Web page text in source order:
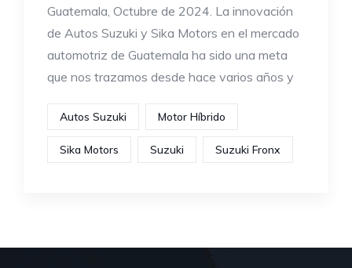
Guatemala, Octubre de 2024. La innovación
de Autos Suzuki y Sika Motors en el mercado
automotriz de Guatemala ha sido una meta
que nos trazamos desde hace varios años y
Autos Suzuki Motor Híbrido
Sika Motors Suzuki Suzuki Fronx